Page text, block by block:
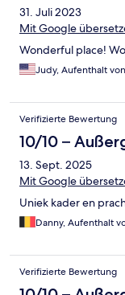
31. Juli 2023
Mit Google
Wonderful place!
Judy, Aufenthalt
Verifizierte Bewertung
10/10 –
13. Sept. 2025
Mit Google
Uniek kader en
Danny, Aufenthalt
Verifizierte Bewertung